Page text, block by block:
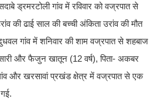
ड्रमरटोली गांव में रविवार को वज्रपात से
की ढाई साल की बच्ची अंकिता उरांव की मौत
गांव में शनिवार की शाम वज्रपात से शहबाज
और फैजुन खातून (12 वर्ष), पिता- अकबर
और खरसावां प्रखंड क्षेत्र में वज्रपात से एक